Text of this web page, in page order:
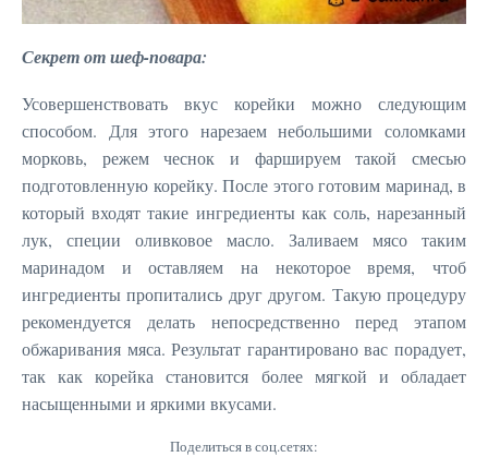
Секрет от шеф-повара:
Усовершенствовать вкус корейки можно следующим
способом. Для этого нарезаем небольшими соломками
морковь, режем чеснок и фаршируем такой смесью
подготовленную корейку. После этого готовим маринад, в
который входят такие ингредиенты как соль, нарезанный
лук, специи оливковое масло. Заливаем мясо таким
маринадом и оставляем на некоторое время, чтоб
ингредиенты пропитались друг другом. Такую процедуру
рекомендуется делать непосредственно перед этапом
обжаривания мяса. Результат гарантировано вас порадует,
так как корейка становится более мягкой и обладает
насыщенными и яркими вкусами.
Поделиться в соц.сетях: